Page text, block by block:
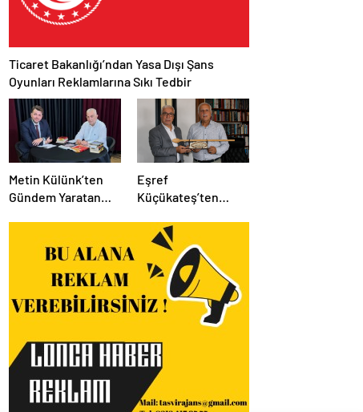
Ticaret Bakanlığı’ndan Yasa Dışı Şans
Oyunları Reklamlarına Sıkı Tedbir
Metin Külünk’ten
Gündem Yaratan
Siyasete İlişkin
Mesajlar
Eşref
Küçükateş’ten
Hüseyin Avni
Mutlu’ya Anlamlı
Ziyaret